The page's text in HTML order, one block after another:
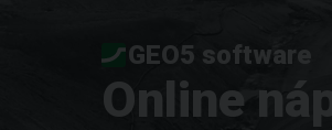
GEO5 software
Online